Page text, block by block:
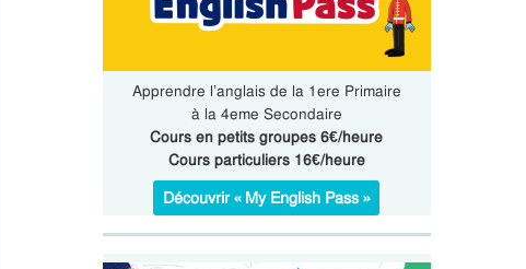
Apprendre l’anglais de la 1ere Primaire
à la 4eme Secondaire
Cours en petits groupes 6€/heure
Cours particuliers 16€/heure
Découvrir « My English Pass »